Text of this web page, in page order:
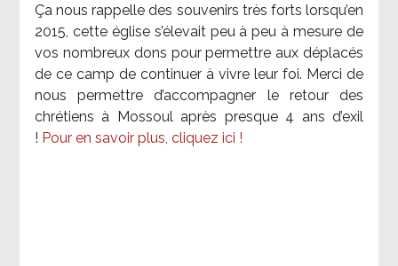
Ça nous rappelle des souvenirs très forts lorsqu’en
2015, cette église s’élevait peu à peu à mesure de
vos nombreux dons pour permettre aux déplacés
de ce camp de continuer à vivre leur foi. Merci de
nous permettre d’accompagner le retour des
chrétiens à Mossoul après presque 4 ans d’exil
! Pour en savoir plus, cliquez ici !